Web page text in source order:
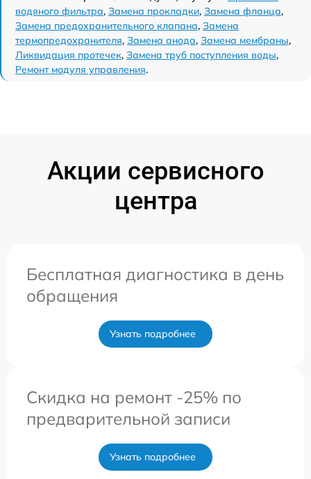
водяного фильтра, Замена прокладки, Замена фланца,
Замена предохранительного клапана, Замена
термопредохранителя, Замена анода, Замена мембраны,
Ликвидация протечек, Замена труб поступления воды,
Ремонт модуля управления.
Акции сервисного
центра
Бесплатная диагностика в день
обращения
Узнать подробнее
Скидка на ремонт -25% по
предварительной записи
Узнать подробнее